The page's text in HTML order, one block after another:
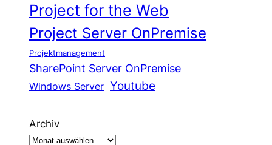
Project for the Web
Project Server OnPremise
Projektmanagement
SharePoint Server OnPremise
Windows Server Youtube
Archiv